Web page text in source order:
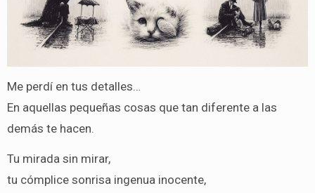
Me perdí en tus detalles…
En aquellas pequeñas cosas que tan diferente a las
demás te hacen.
Tu mirada sin mirar,
tu cómplice sonrisa ingenua inocente,